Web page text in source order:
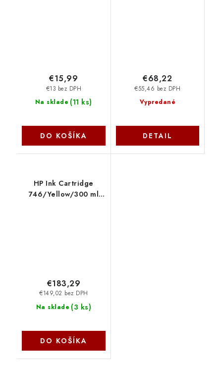
Na sklade (11 ks)
€13 bez DPH
€15,99
DO KOŠÍKA
Vypredané
€55,46 bez DPH
€68,22
DETAIL
HP Ink Cartridge
746/Yellow/300 ml
Na sklade (3 ks)
€149,02 bez DPH
€183,29
DO KOŠÍKA